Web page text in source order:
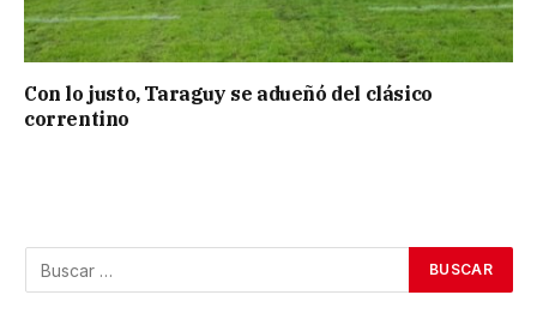
Con lo justo, Taraguy se adueñó del clásico
correntino